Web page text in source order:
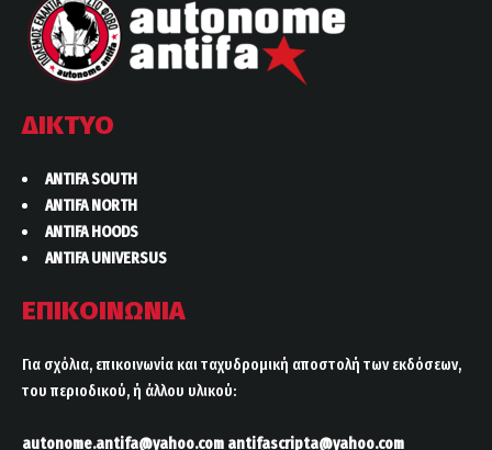
ΔΙΚΤΥΟ
ANTIFA SOUTH
ANTIFA NORTH
ANTIFA HOODS
ANTIFA UNIVERSUS
ΕΠΙΚΟΙΝΩΝΙΑ
Για σχόλια, επικοινωνία και ταχυδρομική αποστολή των εκδόσεων,
του περιοδικού, ή άλλου υλικού:
autonome.antifa@yahoo.com antifascripta@yahoo.com